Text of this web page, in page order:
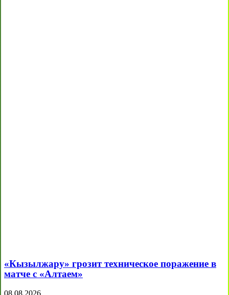
«Кызылжару» грозит техническое поражение в
матче с «Алтаем»
08.08.2026